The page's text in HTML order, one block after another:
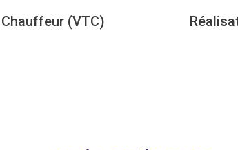
(VTC)